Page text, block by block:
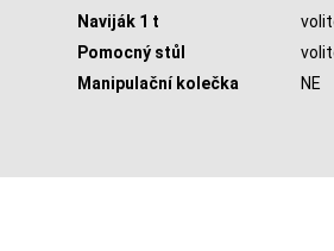
Naviják 1 t
Pomocný stůl
Manipulační kolečka
NE